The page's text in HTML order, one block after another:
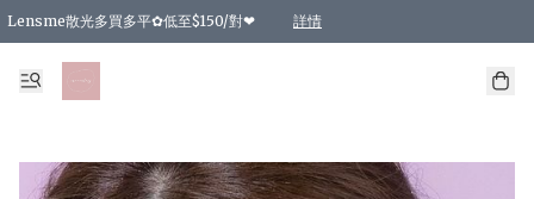
Lensme散光多買多平✿低至$150/對❤ 詳情
台灣Karacon⁩✧日拋 特價清貨❁⃘
日本韓國多款日/月拋現貨☼ 特價❤︎數量有限 售完即止
🇰🇷韓國多款月拋現貨 特價兩對$99✿數量有限 售完即止♫
精選商品，任選買2件或以上9 折；買4件或以上85 折；買6件或以上8 折
精選商品，任選買2件HKD 140.00；買4件HKD 260.00
精選商品，任選買2件HKD 190.00；買4件HKD 360.00
精選商品，任選買2件HKD 110.00；買4件HKD 180.00
精選商品，任選買2件HKD 170.00；買4件HKD 320.00
精選商品，任選買2件或以上減HKD 148.00
精選商品，任選買2件或以上減HKD 148.00
精選商品，任選買2件或以上95 折；買4件或以上9 折；買6件或以上85 折；買8件
精選商品，任選買12件或以上87 折
精選商品，任選買2件或以上減HKD 16.00；買4件或以上減HKD 32.00；買6
精選商品，任選買2件或以上95 折；買4件或以上9 折；買8件或以上85 折；買12
購物滿 HKD 800.00即享免運費優惠！（適用於 特定的送貨方式 )